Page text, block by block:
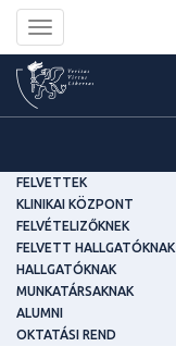
Toggle
navigation
FELVETTEK
KLINIKAI KÖZPONT
FELVÉTELIZŐKNEK
FELVETT HALLGATÓKNAK
HALLGATÓKNAK
MUNKATÁRSAKNAK
ALUMNI
OKTATÁSI REND